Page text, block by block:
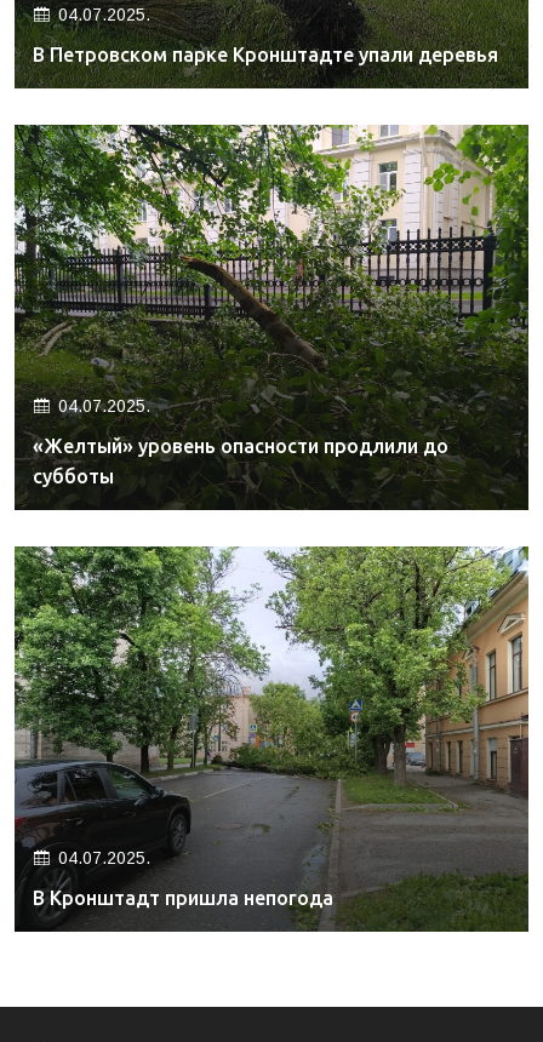
04.07.2025.
В Петровском парке Кронштадте упали деревья
04.07.2025.
«Желтый» уровень опасности продлили до
субботы
04.07.2025.
В Кронштадт пришла непогода